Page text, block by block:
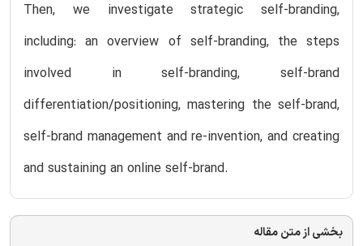
Then, we investigate strategic self-branding,
including: an overview of self-branding, the steps
involved in self-branding, self-brand
differentiation/positioning, mastering the self-brand,
self-brand management and re-invention, and creating
and sustaining an online self-brand.
بخشی از متن مقاله